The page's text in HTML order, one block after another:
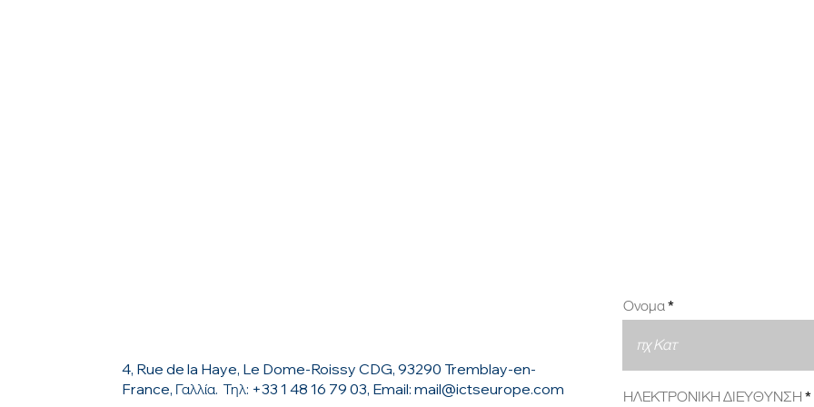
4, Rue de la Haye, Le Dome-Roissy CDG, 93290 Tremblay-en-
France, Γαλλία. Τηλ: +33 1 48 16 79 03, Email:mail@ictseurope.com
Ονομα
ΗΛΕΚΤΡΟΝΙΚΗ ΔΙΕΥΘΥΝΣΗ